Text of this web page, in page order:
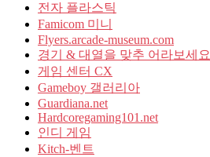
전자 플라스틱
Famicom 미니
Flyers.arcade-museum.com
경기 & 대열을 맞추 어라보세요
게임 센터 CX
Gameboy 갤러리아
Guardiana.net
Hardcoregaming101.net
인디 게임
Kitch-벤트